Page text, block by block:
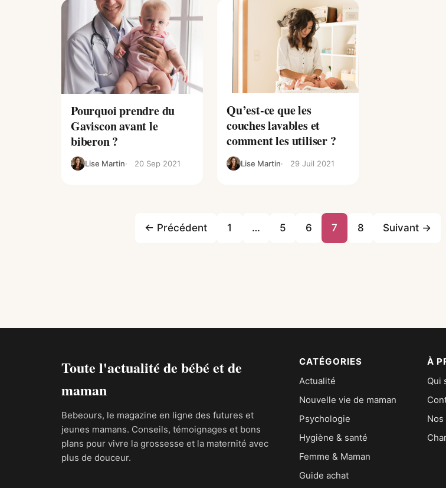
Pourquoi prendre du
Gaviscon avant le
biberon ?
Lise Martin 20 Sep 2021
Qu’est-ce que les
couches lavables et
comment les utiliser ?
Lise Martin 29 Juil 2021
← Précédent 1 … 5 6 7 8 Suivant →
Toute l'actualité de bébé et de
maman
Bebeours, le magazine en ligne des futures et
jeunes mamans. Conseils, témoignages et bons
plans pour vivre la grossesse et la maternité avec
plus de douceur.
CATÉGORIES
Actualité
Nouvelle vie de maman
Psychologie
Hygiène & santé
Femme & Maman
Guide achat
À
Qui